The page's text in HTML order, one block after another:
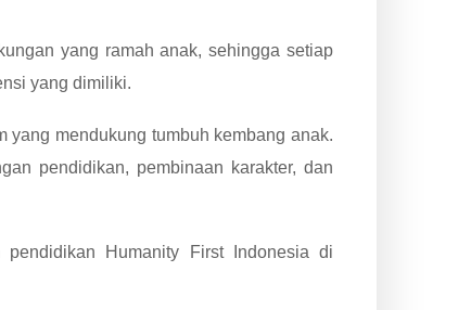
yang ramah anak, sehingga setiap
yang dimiliki.
yang mendukung tumbuh kembang anak.
pendidikan, pembinaan karakter, dan
Humanity First Indonesia di